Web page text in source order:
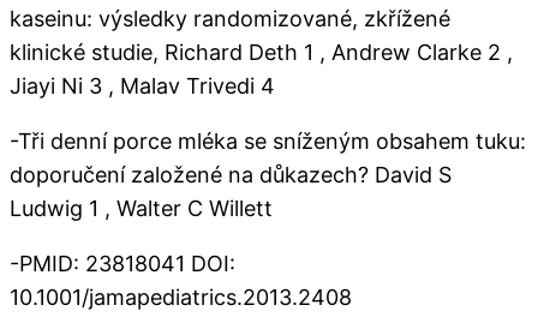
kaseinu: výsledky randomizované, zkřížené
klinické studie, Richard Deth 1 , Andrew Clarke 2 ,
Jiayi Ni 3 , Malav Trivedi 4
-Tři denní porce mléka se sníženým obsahem tuku:
doporučení založené na důkazech? David S
Ludwig 1 , Walter C Willett
-PMID: 23818041 DOI:
10.1001/jamapediatrics.2013.2408